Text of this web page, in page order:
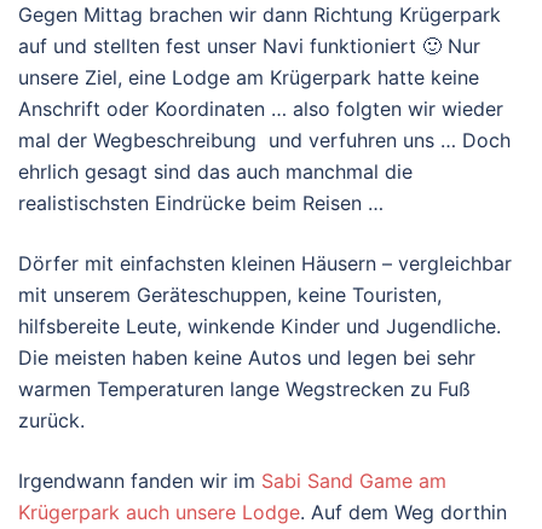
Gegen Mittag brachen wir dann Richtung Krügerpark
auf und stellten fest unser Navi funktioniert 🙂 Nur
unsere Ziel, eine Lodge am Krügerpark hatte keine
Anschrift oder Koordinaten … also folgten wir wieder
mal der Wegbeschreibung und verfuhren uns … Doch
ehrlich gesagt sind das auch manchmal die
realistischsten Eindrücke beim Reisen …
Dörfer mit einfachsten kleinen Häusern – vergleichbar
mit unserem Geräteschuppen, keine Touristen,
hilfsbereite Leute, winkende Kinder und Jugendliche.
Die meisten haben keine Autos und legen bei sehr
warmen Temperaturen lange Wegstrecken zu Fuß
zurück.
Irgendwann fanden wir im Sabi Sand Game am
Krügerpark auch unsere Lodge. Auf dem Weg dorthin